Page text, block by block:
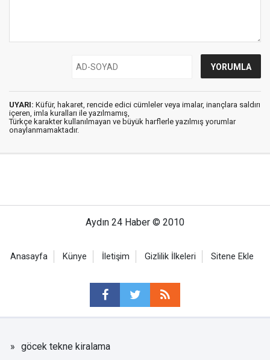
UYARI: Küfür, hakaret, rencide edici cümleler veya imalar, inançlara saldırı
içeren, imla kuralları ile yazılmamış,
Türkçe karakter kullanılmayan ve büyük harflerle yazılmış yorumlar
onaylanmamaktadır.
Aydın 24 Haber © 2010
Anasayfa Künye İletişim Gizlilik İlkeleri Sitene Ekle
göcek tekne kiralama